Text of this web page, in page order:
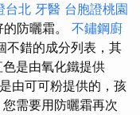
台北 牙醫 台胞證桃園
防曬霜。 不鏽鋼廚
不錯的成分列表，其
是由氧化鐵提供
由可可粉提供的，孩
需要用防曬霜再次